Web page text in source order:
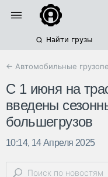
Найти грузы
← Автомобильные
С 1 июня на
введены
большегрузов
10:14, 14 Апреля 2025